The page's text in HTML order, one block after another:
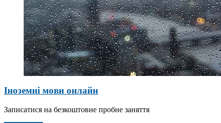
Іноземні мови онлайн
Записатися на безкоштовне пробне заняття